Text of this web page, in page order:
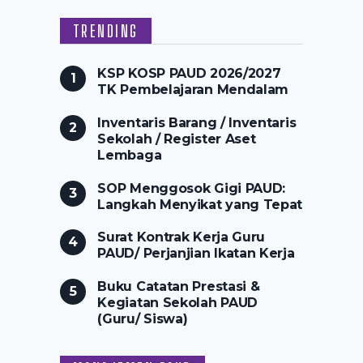
TRENDING
KSP KOSP PAUD 2026/2027
TK Pembelajaran Mendalam
Inventaris Barang / Inventaris
Sekolah / Register Aset
Lembaga
SOP Menggosok Gigi PAUD:
Langkah Menyikat yang Tepat
Surat Kontrak Kerja Guru
PAUD/ Perjanjian Ikatan Kerja
Buku Catatan Prestasi &
Kegiatan Sekolah PAUD
(Guru/ Siswa)